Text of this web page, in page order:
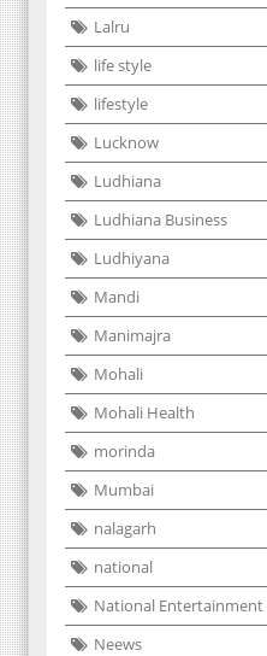
Lalru
life style
lifestyle
Lucknow
Ludhiana
Ludhiana Business
Ludhiyana
Mandi
Manimajra
Mohali
Mohali Health
morinda
Mumbai
nalagarh
national
National Entertainment
Neews